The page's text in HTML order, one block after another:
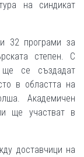
на синдикат
32 програми за
степен. С
ще се създадат
в областта на
Академичен
ще участват в
доставчици на